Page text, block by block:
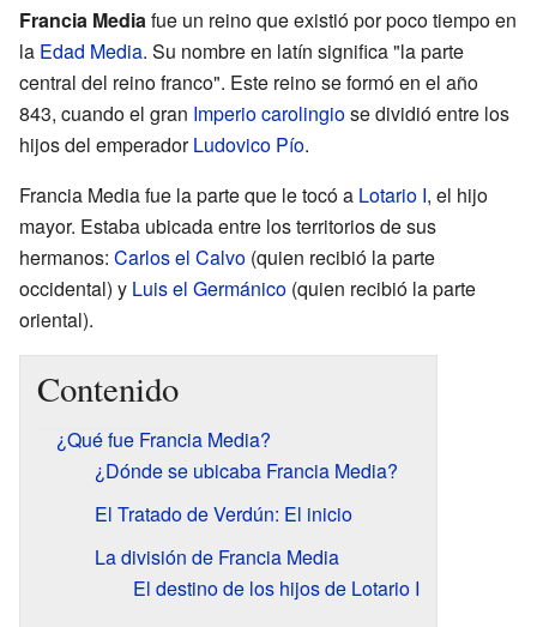
Francia Mediafue un reino que existió por poco tiempo en
la Edad Media. Su nombre en latín significa "la parte
central del reino franco". Este reino se formó en el año
843, cuando el gran Imperio carolingiose dividió entre los
hijos del emperadorLudovico Pío.
Francia Media fue la parte que le tocó a Lotario I, el hijo
mayor. Estaba ubicada entre los territorios de sus
hermanos: Carlos el Calvo (quien recibió la parte
occidental) y Luis el Germánico (quien recibió la parte
oriental).
Contenido
¿Qué fue Francia Media?
¿Dónde se ubicaba Francia Media?
El Tratado de Verdún: El inicio
La división de Francia Media
El destino de los hijos de Lotario I